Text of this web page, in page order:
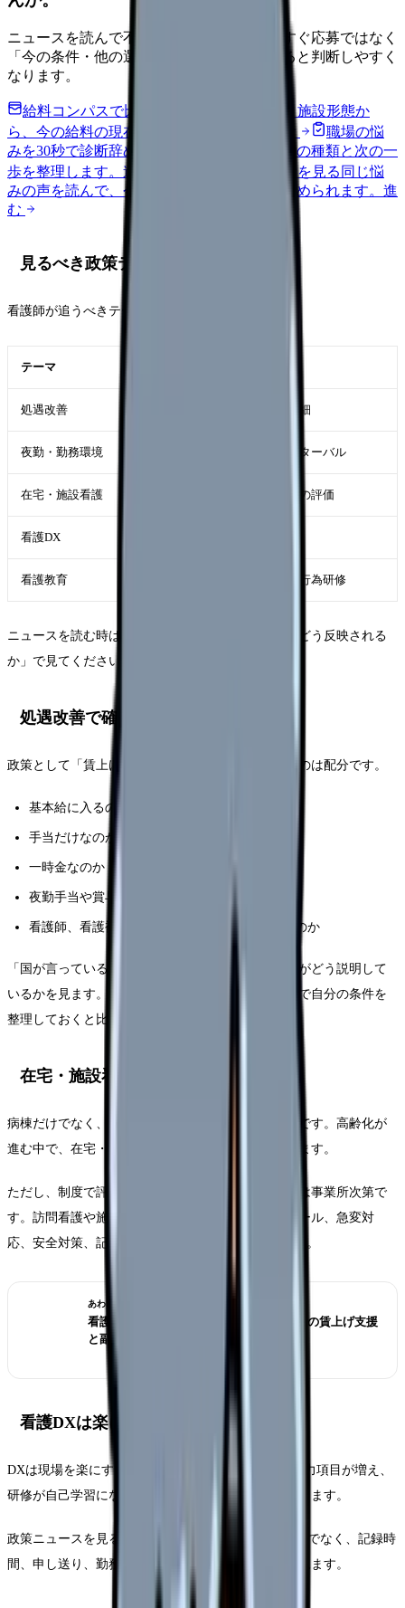
ニュースを読んで不安が強くなった時は、すぐ応募ではなく
「今の条件・他の選択肢・相談先」を分けると判断しやすく
なります。
給料コンパスで比較する
地域・経験年数・施設形態か
ら、今の給料の現在地を確認できます。
進む
職場の悩
みを30秒で診断辞めるべきか迷う前に、悩みの種類と次の一
歩を整理します。 進む 匿名掲示板で本音を見る 同じ悩
みの声を読んで、今の職場だけの問題か確かめられます。 進
む
見るべき政策テーマ
看護師が追うべきテーマは、次の5つです。
テーマ
処遇改善 基本給、手当、賞与、給与明細
夜勤・勤務環境 夜勤回数、休憩、勤務間インターバル
在宅・施設看護 訪問看護、介護施設、看多機の評価
看護DX
看護教育 新人教育、管理者教育、特定行為研修
ニュースを読む時は、「自分の給与明細や勤務表にどう反映される
か」で見てください。
処遇改善で確認したいこと
政策として「賃上げ」が出ても、現場で見るべきなのは配分です。
基本給に入るのか
手当だけなのか
一時金なのか
夜勤手当や賞与算定に影響するのか
看護師、看護補助者、介護職で配分がどう違うのか
「国が言っているから上がるはず」ではなく、職場がどう説明して
いるかを見ます。説明が曖昧な時は、
で自分の条件を
整理しておくと比較しやすくなります。
在宅・施設看護を見る理由
病棟だけでなく、訪問看護や介護施設の処遇も重要です。高齢化が
進む中で、在宅・施設看護の役割は大きくなっています。
ただし、制度で評価されても、職員に還元されるかは事業所次第で
す。訪問看護や施設へ移るなら、処遇改善、オンコール、急変対
応、安全対策、記録ICTをセットで確認してください。
あわせて読みたい
看護師の給料は本当に上がる？2026年6月の賃上げ支援
と副業を考える前に見ること
看護DXは楽になるか、負担が増えるか
DXは現場を楽にする可能性があります。一方で、入力項目が増え、
研修が自己学習になり、結局残業が増える職場もあります。
政策ニュースを見る時は、「AIやICTを入れる」だけでなく、記録時
間、申し送り、勤務表、教育時間が実際に減るかを見ます。